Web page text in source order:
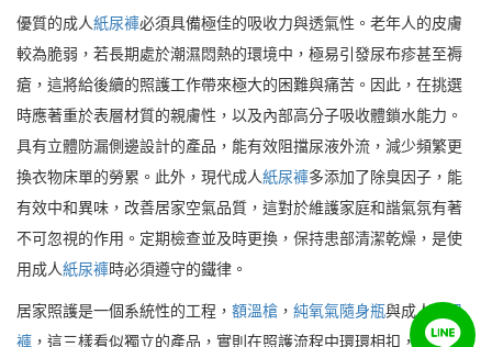
優質的成人紙尿褲必須具備極佳的吸收力與透氣性。老年人的皮膚
較為脆弱，若長期處於潮濕悶熱的環境中，極易引發尿布疹甚至褥
瘡，這將給後續的照護工作帶來極大的困難與痛苦。因此，在挑選
時應著重於表層材質的親膚性，以及內部高分子吸收體鎖水能力。
具有立體防漏側邊設計的產品，能有效阻擋尿液外流，減少頻繁更
換衣物床單的勞累。此外，現代成人紙尿褲多添加了除臭因子，能
有效中和異味，改善居家空氣品質，這對於維護家庭和諧氣氛有著
不可忽視的作用。定期檢查並及時更換，保持患部清潔乾燥，是使
用成人紙尿褲時必須遵守的鐵律。
居家照護是一個系統性的工程， 額溫槍 ， 純氧氣隨身瓶與成人 紙尿
褲 ，這三樣看似獨立的產品，實則在照護流程中環環相扣，共同構